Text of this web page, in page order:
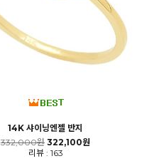
14K 샤이닝엔젤 반지
332,000원 322,100원
리뷰 : 163